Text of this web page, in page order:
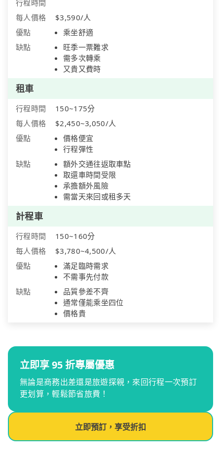
行程時間
每人價格
$3,590/人
優點
乘坐舒適
缺點
旺季一票難求
需多次轉乘
又貴又費時
租車
行程時間
150~175分
每人價格
$2,450~3,050/人
優點
價格便宜
行程彈性
缺點
額外交通往返取車點
取還車時間受限
承擔額外風險
需當天來回或租多天
計程車
行程時間
150~160分
每人價格
$3,780~4,500/人
優點
滿足臨時需求
不需事先付款
缺點
品質參差不齊
通常僅能乘坐四位
價格貴
立即享 95 折專屬優惠
無論是商務出差還是旅遊探親，來回行程一次預訂
更划算，輕鬆節省旅費！
立即預訂，享受折扣